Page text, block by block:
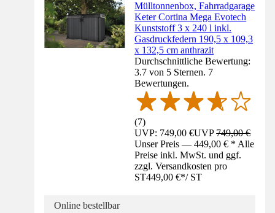
Mülltonnenbox, Fahrradgarage
Keter Cortina Mega Evotech
Kunststoff 3 x 240 l inkl.
Gasdruckfedern 190,5 x 109,3
x 132,5 cm anthrazit
Durchschnittliche Bewertung:
3.7 von 5 Sternen. 7
Bewertungen.
(7)
UVP: 749,00 €UVP749,00 €
Unser Preis — 449,00 € * Alle
Preise inkl. MwSt. und ggf.
zzgl. Versandkosten pro
ST449,00 €*/ ST
Online bestellbar